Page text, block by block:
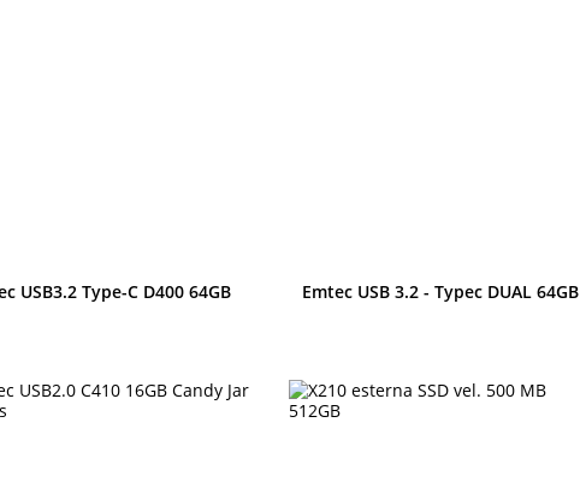
Anteprima
USB3.2 Type-C D400 64GB Anteprima
Emtec USB 3.2 - Typec DUAL 64GB